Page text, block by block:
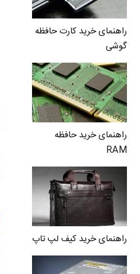
راهنمای خرید کارت حافظه
گوشی
راهنمای خرید حافظه
RAM
راهنمای خرید کیف لپ تاپ